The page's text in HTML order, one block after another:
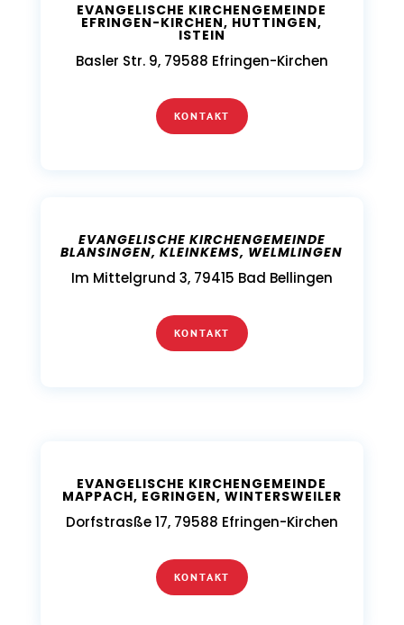
EVANGELISCHE KIRCHENGEMEINDE
EFRINGEN-KIRCHEN, HUTTINGEN,
ISTEIN
Basler Str. 9, 79588 Efringen-Kirchen
KONTAKT
EVANGELISCHE KIRCHENGEMEINDE
BLANSINGEN, KLEINKEMS, WELMLINGEN
Im Mittelgrund 3, 79415 Bad Bellingen
KONTAKT
EVANGELISCHE KIRCHENGEMEINDE
MAPPACH, EGRINGEN, WINTERSWEILER
Dorfstrasße 17, 79588 Efringen-Kirchen
KONTAKT